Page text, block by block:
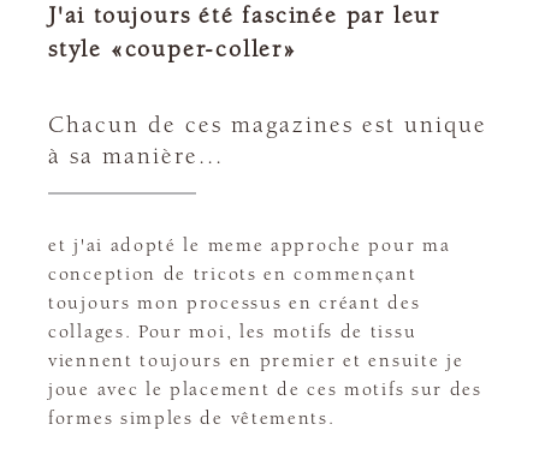
J'ai toujours été fascinée par leur
style «couper-coller»
Chacun de ces magazines est unique
à sa manière...
et j'ai adopté le meme approche pour ma
conception de tricots en commençant
toujours mon processus en créant des
collages. Pour moi, les motifs de tissu
viennent toujours en premier et ensuite je
joue avec le placement de ces motifs sur des
formes simples de vêtements.